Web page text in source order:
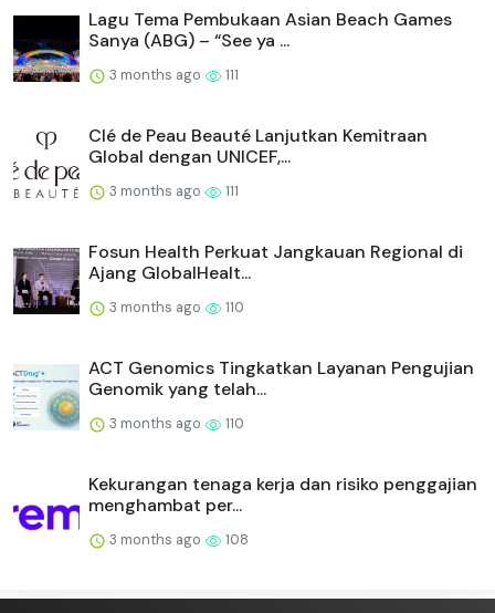
Lagu Tema Pembukaan Asian Beach Games
Sanya (ABG) – “See ya ...
3 months ago 111
Clé de Peau Beauté Lanjutkan Kemitraan
Global dengan UNICEF,...
3 months ago 111
Fosun Health Perkuat Jangkauan Regional di
Ajang GlobalHealt...
3 months ago 110
ACT Genomics Tingkatkan Layanan Pengujian
Genomik yang telah...
3 months ago 110
Kekurangan tenaga kerja dan risiko penggajian
menghambat per...
3 months ago 108